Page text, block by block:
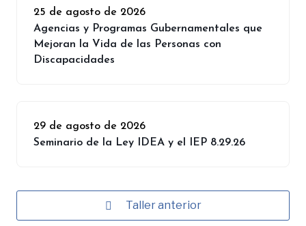
25 de agosto de 2026
Agencias y Programas Gubernamentales que
Mejoran la Vida de las Personas con
Discapacidades
29 de agosto de 2026
Seminario de la Ley IDEA y el IEP 8.29.26
Taller anterior